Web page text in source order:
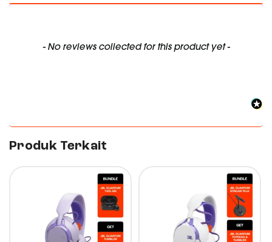
- No reviews collected for this product yet -
New content loaded
Produk Terkait